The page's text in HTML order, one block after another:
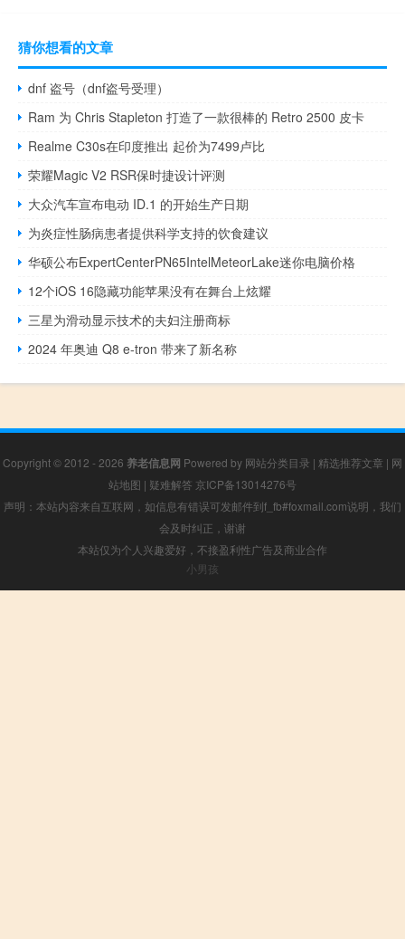
猜你想看的文章
dnf 盗号（dnf盗号受理）
Ram 为 Chris Stapleton 打造了一款很棒的 Retro 2500 皮卡
Realme C30s在印度推出 起价为7499卢比
荣耀Magic V2 RSR保时捷设计评测
大众汽车宣布电动 ID.1 的开始生产日期
为炎症性肠病患者提供科学支持的饮食建议
华硕公布ExpertCenterPN65IntelMeteorLake迷你电脑价格
12个iOS 16隐藏功能苹果没有在舞台上炫耀
三星为滑动显示技术的夫妇注册商标
2024 年奥迪 Q8 e-tron 带来了新名称
Copyright © 2012 - 2026 养老信息网 Powered by 网站分类目录 | 精选推荐文章 | 网
站地图 | 疑难解答 京ICP备13014276号
声明：本站内容来自互联网，如信息有错误可发邮件到f_fb#foxmail.com说明，我们
会及时纠正，谢谢
本站仅为个人兴趣爱好，不接盈利性广告及商业合作
小男孩